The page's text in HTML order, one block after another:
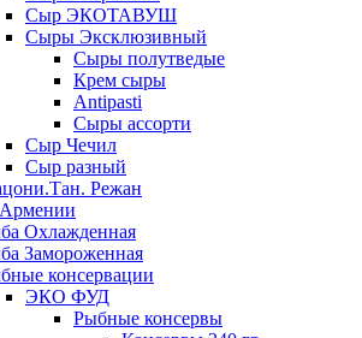
Сыр ЭКОТАВУШ
Сыры Эксклюзивный
Сыры полутведые
Крем сыры
Antipasti
Сыры ассорти
Сыр Чечил
Сыр разный
Режан
Охлажденная
Замороженная
консервации
ЭКО ФУД
Рыбные консервы